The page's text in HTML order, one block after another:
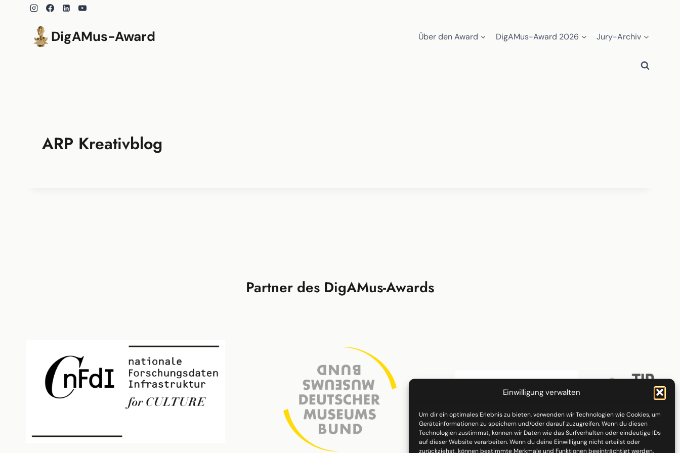
Einwilligung verwalten
Um dir ein optimales Erlebnis zu bieten, verwenden wir Technologien wie Cookies, um
Geräteinformationen zu speichern und/oder darauf zuzugreifen. Wenn du diesen
Technologien zustimmst, können wir Daten wie das Surfverhalten oder eindeutige IDs
auf dieser Website verarbeiten. Wenn du deine Einwilligung nicht erteilst oder
zurückziehst, können bestimmte Merkmale und Funktionen beeinträchtigt werden.
DigAMus-Award Über den Award DigAMus-Award 2026 Jury-Archiv
ARP Kreativblog
Partner des DigAMus-Awards